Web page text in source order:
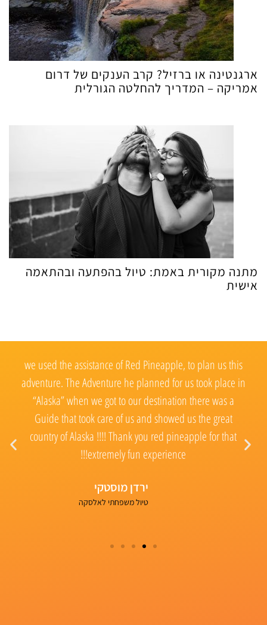
ארגנטינה או ברזיל? קרב הענקים של דרום
אמריקה – המדריך להחלטה הגורלית
מתנה מקורית באמת: טיול בהפתעה ובהתאמה
אישית
we used the assistance of Red Pineapple, to plan us this
adventure. The Adventure he planned for us took place in
“Alaska” when we got to our destination there was a
Guide that took care of us and showed us the great
country of Alaska !!!! Thank you red pineapple for that
extremely fun experience!!!
ירדן מוסטקי
טיול משפחתי לאלסקה